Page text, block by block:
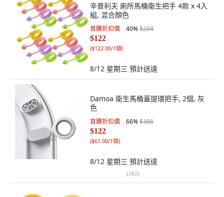
辛普利夫 廁所馬桶衛生把手 4款 x 4入
組, 混合顏色
首購折扣價 40%$204
$122
($122.00/1個)
8/12 星期三 預計送達
Damoa 衛生馬桶蓋提環把手, 2個, 灰
色
首購折扣價 66%$366
$122
($61.00/1個)
8/12 星期三 預計送達
(162)